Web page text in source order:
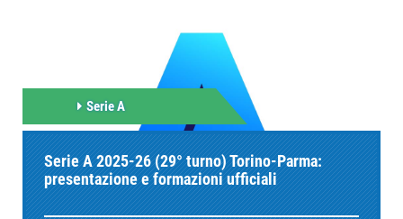
Serie A
Serie A 2025-26 (29° turno) Torino-Parma:
presentazione e formazioni ufficiali